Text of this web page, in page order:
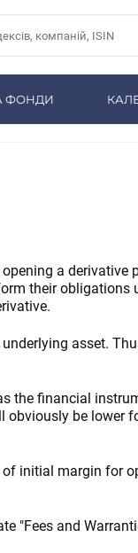
ФОНДИ
a derivative
their obligations
asset.
the financial
obviously be lower
initial margin for
"Fees and